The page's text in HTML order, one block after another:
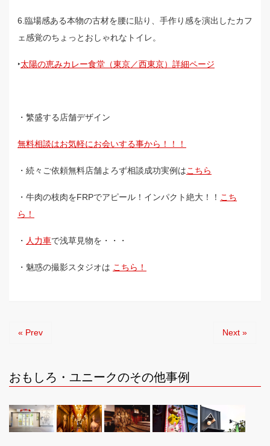
6.臨場感ある本物の古材を腰に貼り、手作り感を演出したカフ
ェ感覚のちょっとおしゃれなトイレ。
‣太陽の恵みカレー食堂（東京／西東京）詳細ページ
・繁盛する店舗デザイン
無料相談はお気軽にお会いする事から！！！
・続々ご依頼無料店舗よろず相談成功実例はこちら
・牛肉の枝肉をFRPでアピール！インパクト絶大！！ こち
ら！
・ 人力車で浅草見物を・・・
・魅惑の撮影スタジオは こちら！
« Prev Next »
おもしろ・ユニークのその他事例